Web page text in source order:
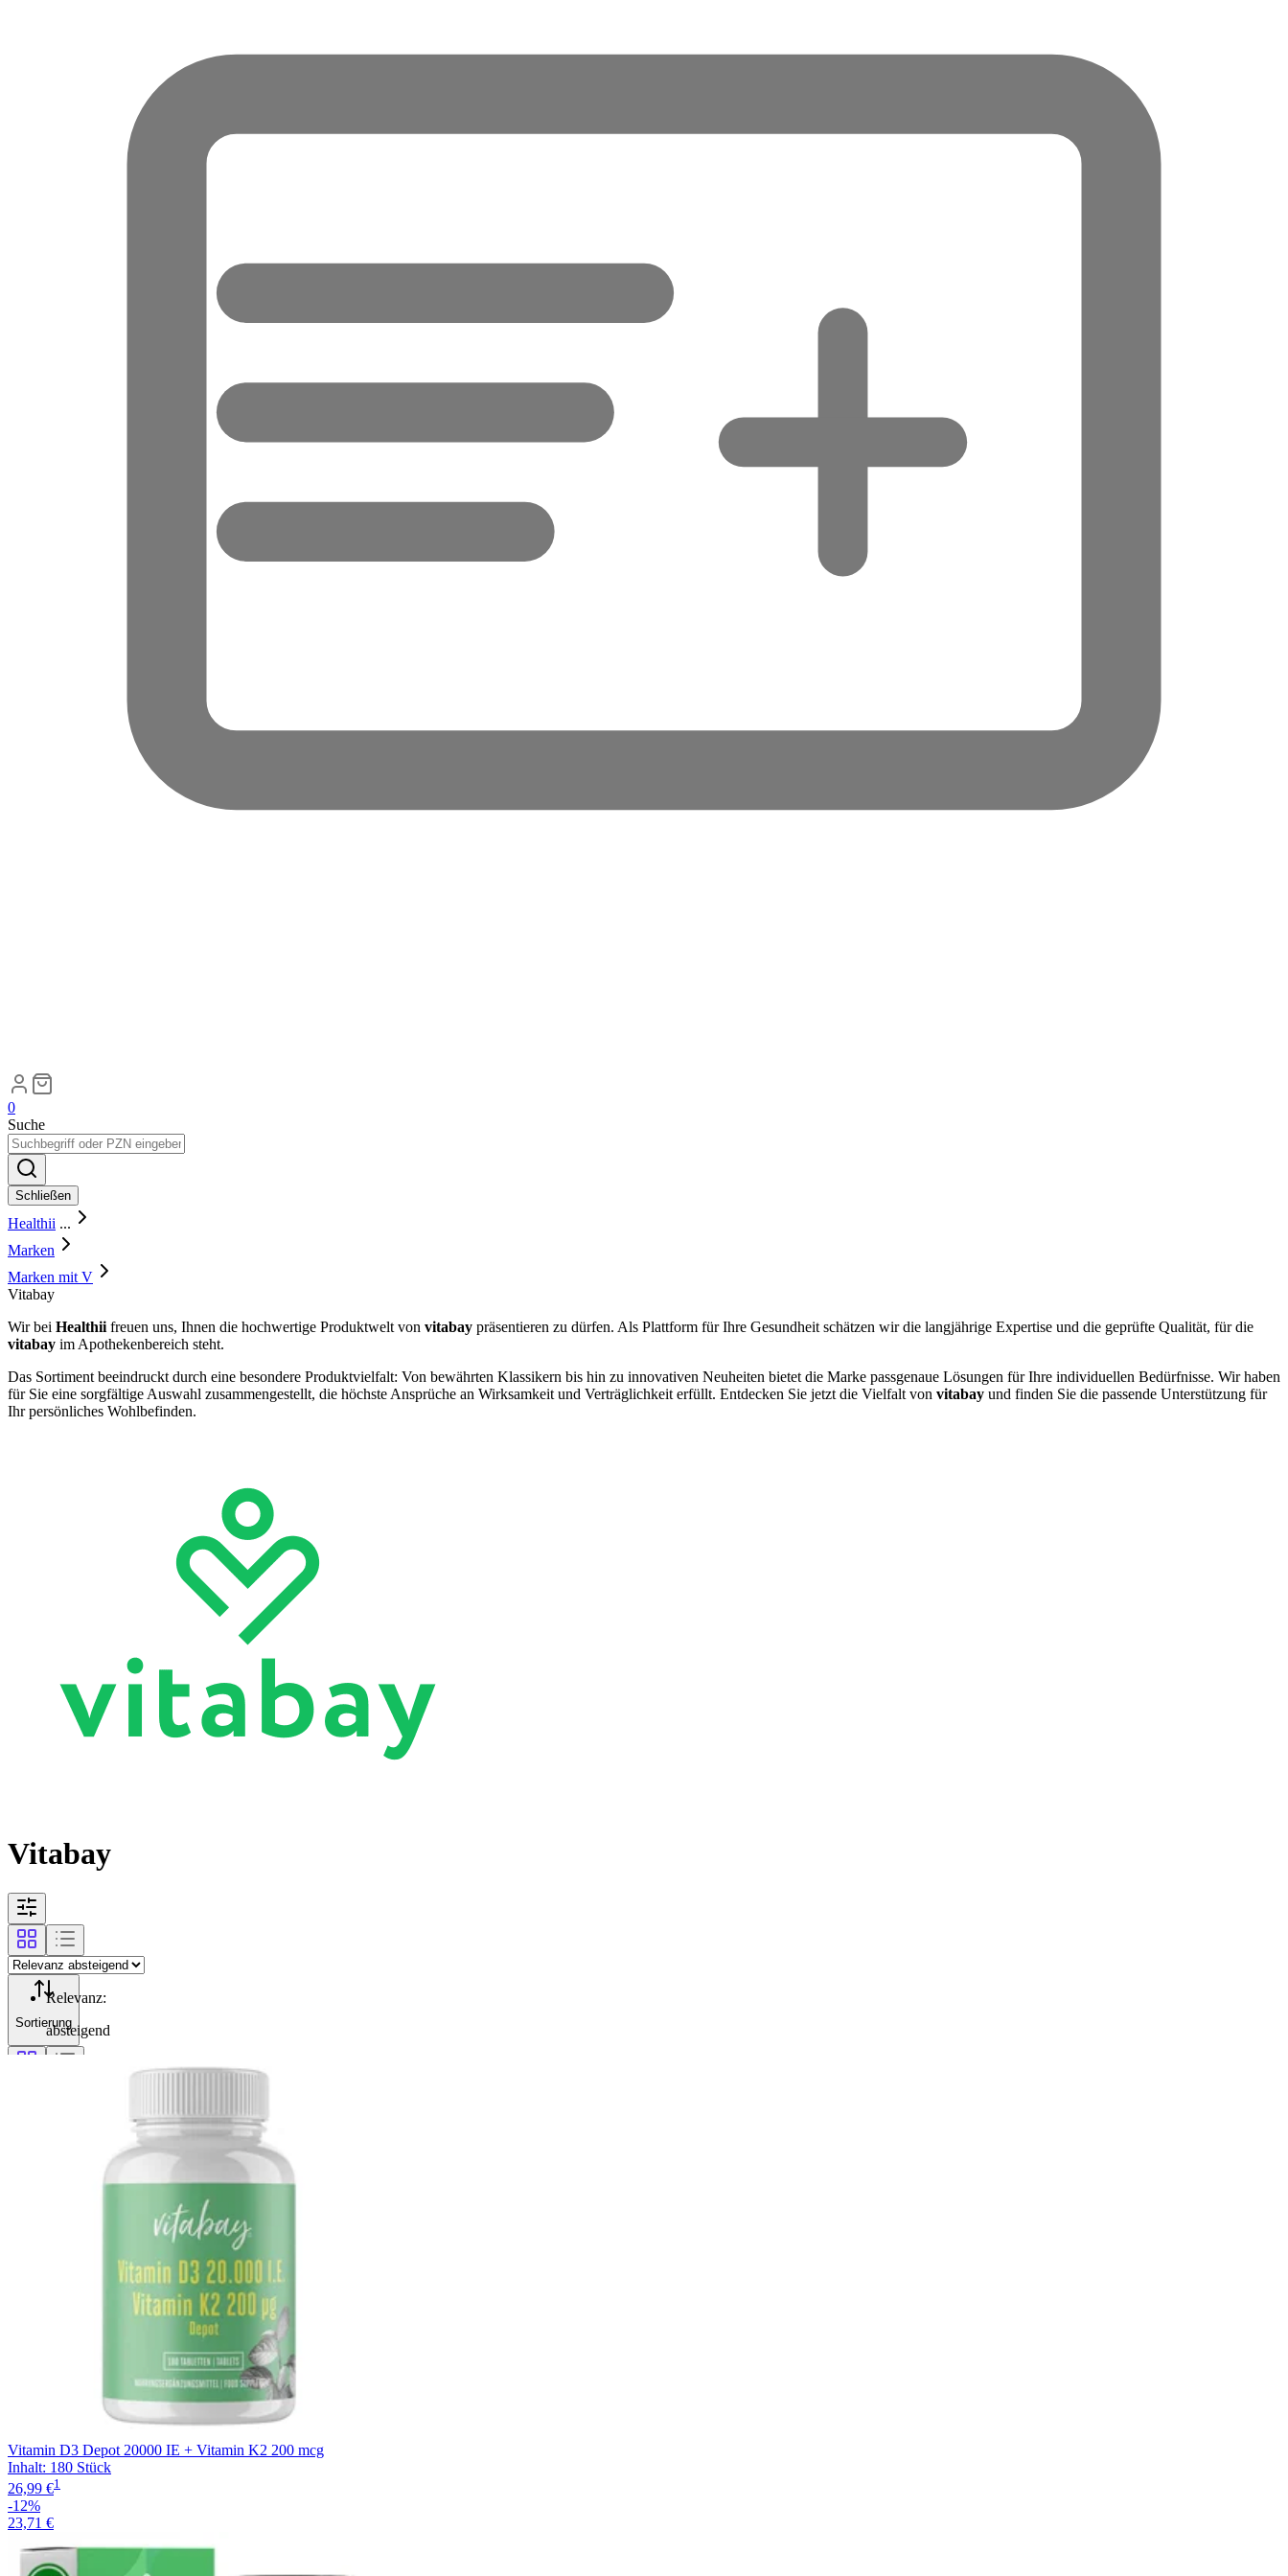
0
Suche
Schließen
Healthii ...
Marken
Marken mit V
Vitabay
Wir bei Healthii freuen uns, Ihnen die hochwertige Produktwelt von vitabay präsentieren zu dürfen. Als Plattform für Ihre Gesundheit schätzen wir die langjährige Expertise und die geprüfte Qualität, für die
vitabay im Apothekenbereich steht.
Das Sortiment beeindruckt durch eine besondere Produktvielfalt: Von bewährten Klassikern bis hin zu innovativen Neuheiten bietet die Marke passgenaue Lösungen für Ihre individuellen Bedürfnisse. Wir haben
für Sie eine sorgfältige Auswahl zusammengestellt, die höchste Ansprüche an Wirksamkeit und Verträglichkeit erfüllt. Entdecken Sie jetzt die Vielfalt von vitabay und finden Sie die passende Unterstützung für
Ihr persönliches Wohlbefinden.
Vitabay
Sortierung
Relevanz:
absteigend
Vitamin D3 Depot 20000 IE + Vitamin K2 200 mcg
Inhalt: 180 Stück
26,99 €1
-12%
23,71 €